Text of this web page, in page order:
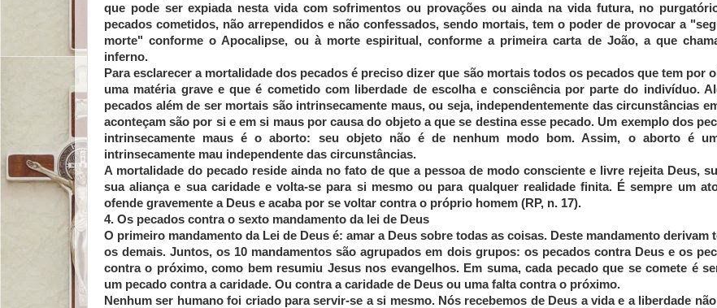
que pode ser expiada nesta vida com sofrimentos ou provações ou ainda na vida futura, no
pecados cometidos, não arrependidos e não confessados, sendo mortais, tem o poder de provocar a
morte" conforme o Apocalipse, ou à morte espiritual, conforme a primeira carta de João, a que
inferno.
Para esclarecer a mortalidade dos pecados é preciso dizer que são mortais todos os pecados que tem por
uma matéria grave e que é cometido com liberdade de escolha e consciência por parte do indivíduo.
pecados além de ser mortais são intrinsecamente maus, ou seja, independentemente das circunstâncias
aconteçam são por si e em si maus por causa do objeto a que se destina esse pecado. Um exemplo dos
intrinsecamente maus é o aborto: seu objeto não é de nenhum modo bom. Assim, o aborto é
intrinsecamente mau independente das circunstâncias.
A mortalidade do pecado reside ainda no fato de que a pessoa de modo consciente e livre rejeita Deus,
sua aliança e sua caridade e volta-se para si mesmo ou para qualquer realidade finita. É sempre um
ofende gravemente a Deus e acaba por se voltar contra o próprio homem (RP, n. 17).
4. Os pecados contra o sexto mandamento da lei de Deus
O primeiro mandamento da Lei de Deus é: amar a Deus sobre todas as coisas. Deste mandamento derivam
os demais. Juntos, os 10 mandamentos são agrupados em dois grupos: os pecados contra Deus e os
contra o próximo, como bem resumiu Jesus nos evangelhos. Em suma, cada pecado que se comete é
um pecado contra a caridade. Ou contra a caridade de Deus ou uma falta contra o próximo.
Nenhum ser humano foi criado para servir-se a si mesmo. Nós recebemos de Deus a vida e a liberdade